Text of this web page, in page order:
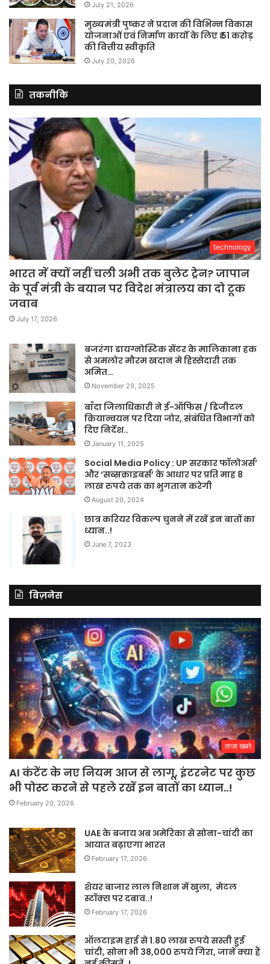
July 21, 2026
मुख्यमंत्री पुष्कर ने प्रदान की विभिन्न विकास
योजनाओं एवं निर्माण कार्यों के लिए ₹ 51 करोड़
की वित्तीय स्वीकृति
July 20, 2026
तकनीकि
technology
भारत में क्यों नहीं चली अभी तक बुलेट ट्रेन? जापान
के पूर्व मंत्री के बयान पर विदेश मंत्रालय का दो टूक
जवाब
July 17, 2026
बजरंगा डायग्नोस्टिक सेंटर के मालिकाना हक
से अमलोर मौरम खदान मे हिस्सेदारी तक
अमित…
November 29, 2025
बाँदा जिलाधिकारी ने ई-ऑफिस / डिजीटल
क्रियान्वयन पर दिया जोर, संबंधित विभागों को
दिए निर्देश..
January 11, 2025
Social Media Policy : UP सरकार फॉलोअर्स’
और ‘सब्सक्राइबर्स’ के आधार पर प्रति माह 8
लाख रुपये तक का भुगतान करेगी
August 29, 2024
छात्र करियर विकल्प चुनने में रखें इन बातों का
ध्यान..!
June 7, 2023
बिज़नेस
ताजा खबरे
AI कंटेंट के नए नियम आज से लागू, इंटरनेट पर कुछ
भी पोस्ट करने से पहले रखें इन बातों का ध्यान..!
February 20, 2026
UAE के बजाय अब अमेरिका से सोना-चांदी का
आयात बढ़ाएगा भारत
February 17, 2026
शेयर बाजार लाल निशान में खुला, मेटल
स्टॉक्स पर दबाव..!
February 17, 2026
ऑलटाइम हाई से 1.80 लाख रुपये सस्ती हुई
चांदी, सोना भी 38,000 रुपये गिरा, जानें क्या हैं